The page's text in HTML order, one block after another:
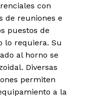
con
de reuniones e
puestos de
lo requiera. Su
al horno se
Diversas
permiten
a la